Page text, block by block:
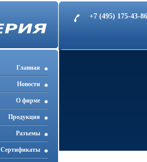
+7 (495) 175-43-
Главная
Новости
О фирме
Продукция
Разъемы
Cертификаты